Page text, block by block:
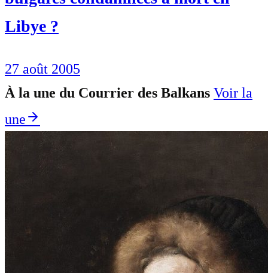
Libye ?
27 août 2005
À la une du Courrier des Balkans Voir la
une